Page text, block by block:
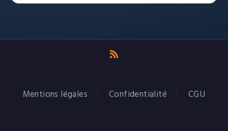
Mentions légales Confidentialité CGU